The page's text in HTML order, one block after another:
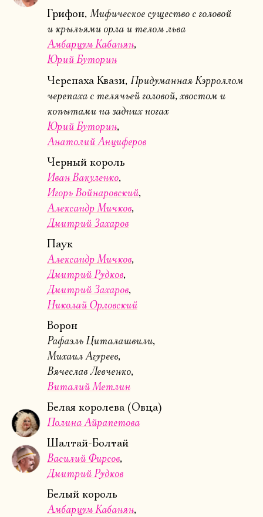
Грифон, Мифическое существо с головой
и крыльями орла и телом льва
Амбарцум Кабанян
Юрий Буторин
Черепаха Квази, Придуманная Кэрроллом
черепаха с телячьей головой, хвостом и
копытами на задних ногах
Юрий Буторин
Анатолий Анциферов
Черный король
Иван Вакуленко
Игорь Войнаровский
Александр Мичков
Дмитрий Захаров
Паук
Александр Мичков
Дмитрий Рудков
Дмитрий Захаров
Николай Орловский
Ворон
Рафаэль Циталашвили
Михаил Агуреев
Вячеслав Левченко
Виталий Метлин
Белая королева (Овца)
Полина Айрапетова
Шалтай-Болтай
Василий Фирсов
Дмитрий Рудков
Белый король
Амбарцум Кабанян
Электропочта
Имя
Ознакомиться